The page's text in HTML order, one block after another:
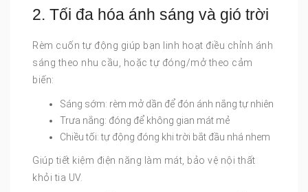
2. Tối đa hóa ánh sáng và gió trời
Rèm cuốn tự động giúp bạn linh hoạt điều chỉnh ánh
sáng theo nhu cầu, hoặc tự đóng/mở theo cảm
biến:
Sáng sớm: rèm mở dần để đón ánh nắng tự nhiên
Trưa nắng: đóng để không gian mát mẻ
Chiều tối: tự động đóng khi trời bắt đầu nhá nhem
Giúp tiết kiệm điện năng làm mát, bảo vệ nội thất
khỏi tia UV.